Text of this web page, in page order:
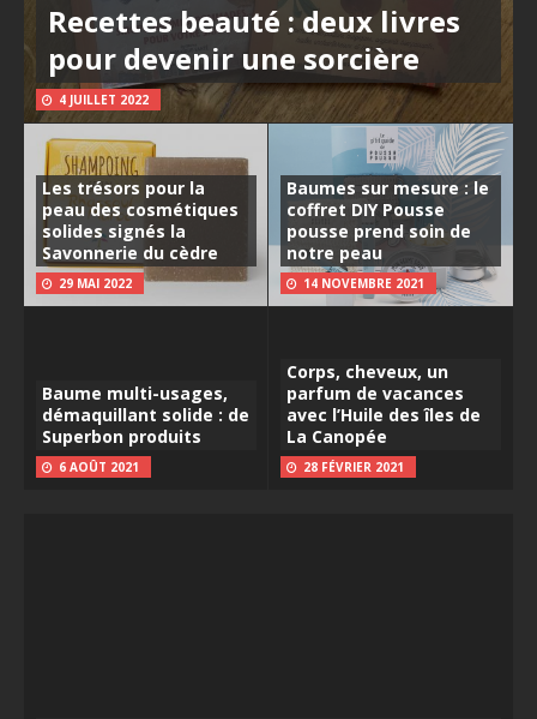
Recettes beauté : deux livres
pour devenir une sorcière
4 JUILLET 2022
Les trésors pour la
peau des cosmétiques
solides signés la
Savonnerie du cèdre
29 MAI 2022
Baumes sur mesure : le
coffret DIY Pousse
pousse prend soin de
notre peau
14 NOVEMBRE 2021
Baume multi-usages,
démaquillant solide : de
Superbon produits
6 AOÛT 2021
Corps, cheveux, un
parfum de vacances
avec l’Huile des îles de
La Canopée
28 FÉVRIER 2021